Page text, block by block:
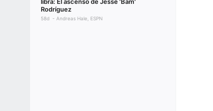
Rodríguez
58d Andreas Hale, ESPN